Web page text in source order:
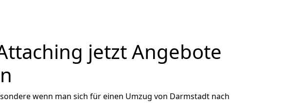
jetzt Angebote
wenn man sich für einen Umzug von Darmstadt nach